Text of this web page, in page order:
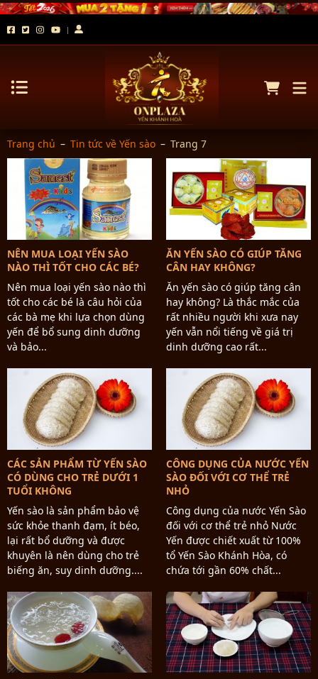
Trang chủ – Tin tức về Yến sào – Trang 7
NÊN MUA LOẠI YẾN SÀO
NÀO THÌ TỐT CHO CÁC BÉ?
Nên mua loại yến sào nào thì
tốt cho các bé là câu hỏi của
các bà mẹ khi lựa chọn dùng
yến để bổ sung dinh dưỡng
và bảo...
ĂN YẾN SÀO CÓ GIÚP TĂNG
CÂN HAY KHÔNG?
Ăn yến sào có giúp tăng cân
hay không? Là thắc mắc của
rất nhiều người khi xưa nay
yến vẫn nổi tiếng về giá trị
dinh dưỡng cao rất...
CÁC SẢN PHẨM TỪ YẾN SÀO
CÓ DÙNG CHO TRẺ DƯỚI 1
TUỔI KHÔNG
Yến sào là sản phẩm bảo vệ
sức khỏe thanh đạm, ít béo,
lại rất bổ dưỡng và được
khuyên là nên dùng cho trẻ
biếng ăn, suy dinh dưỡng....
CÔNG DỤNG CỦA NƯỚC YẾN
SÀO ĐỐI VỚI CƠ THỂ TRẺ
NHỎ
Công dụng của nước Yến Sào
đối với cơ thể trẻ nhỏ Nước
Yến được chiết xuất từ 100%
tổ Yến Sào Khánh Hòa, có
chứa tới gần 60% chất...